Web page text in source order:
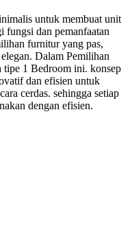
untuk membuat unit
fungsi dan pemanfaatan
furnitur yang pas,
Dalam Pemilihan
tipe 1 Bedroom ini. konsep
dan efisien untuk
cerdas. sehingga setiap
dengan efisien.